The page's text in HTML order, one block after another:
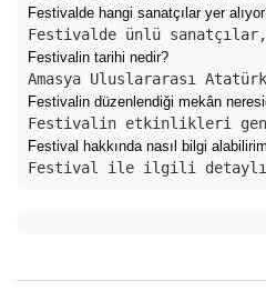
Festivalde hangi sanatçılar yer
Festivalde ünlü
Festivalin tarihi nedir?
Amasya Uluslararası
Festivalin düzenlendiği mekân
Festivalin etkinlikleri
Festival hakkında nasıl bilgi
Festival ile ilgili